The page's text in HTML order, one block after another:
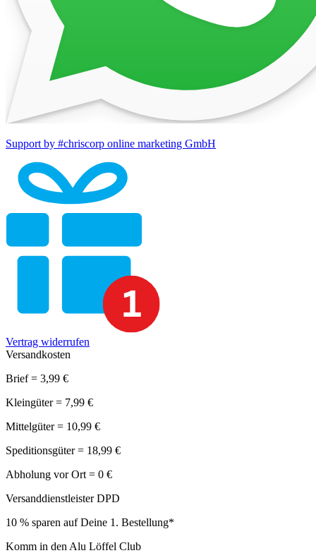
Support by #chriscorp online marketing GmbH
Vertrag widerrufen
Versandkosten
Brief = 3,99 €
Kleingüter = 7,99 €
Mittelgüter = 10,99 €
Speditionsgüter = 18,99 €
Abholung vor Ort = 0 €
Versanddienstleister DPD
10 % sparen auf Deine 1. Bestellung*
Komm in den Alu Löffel Club